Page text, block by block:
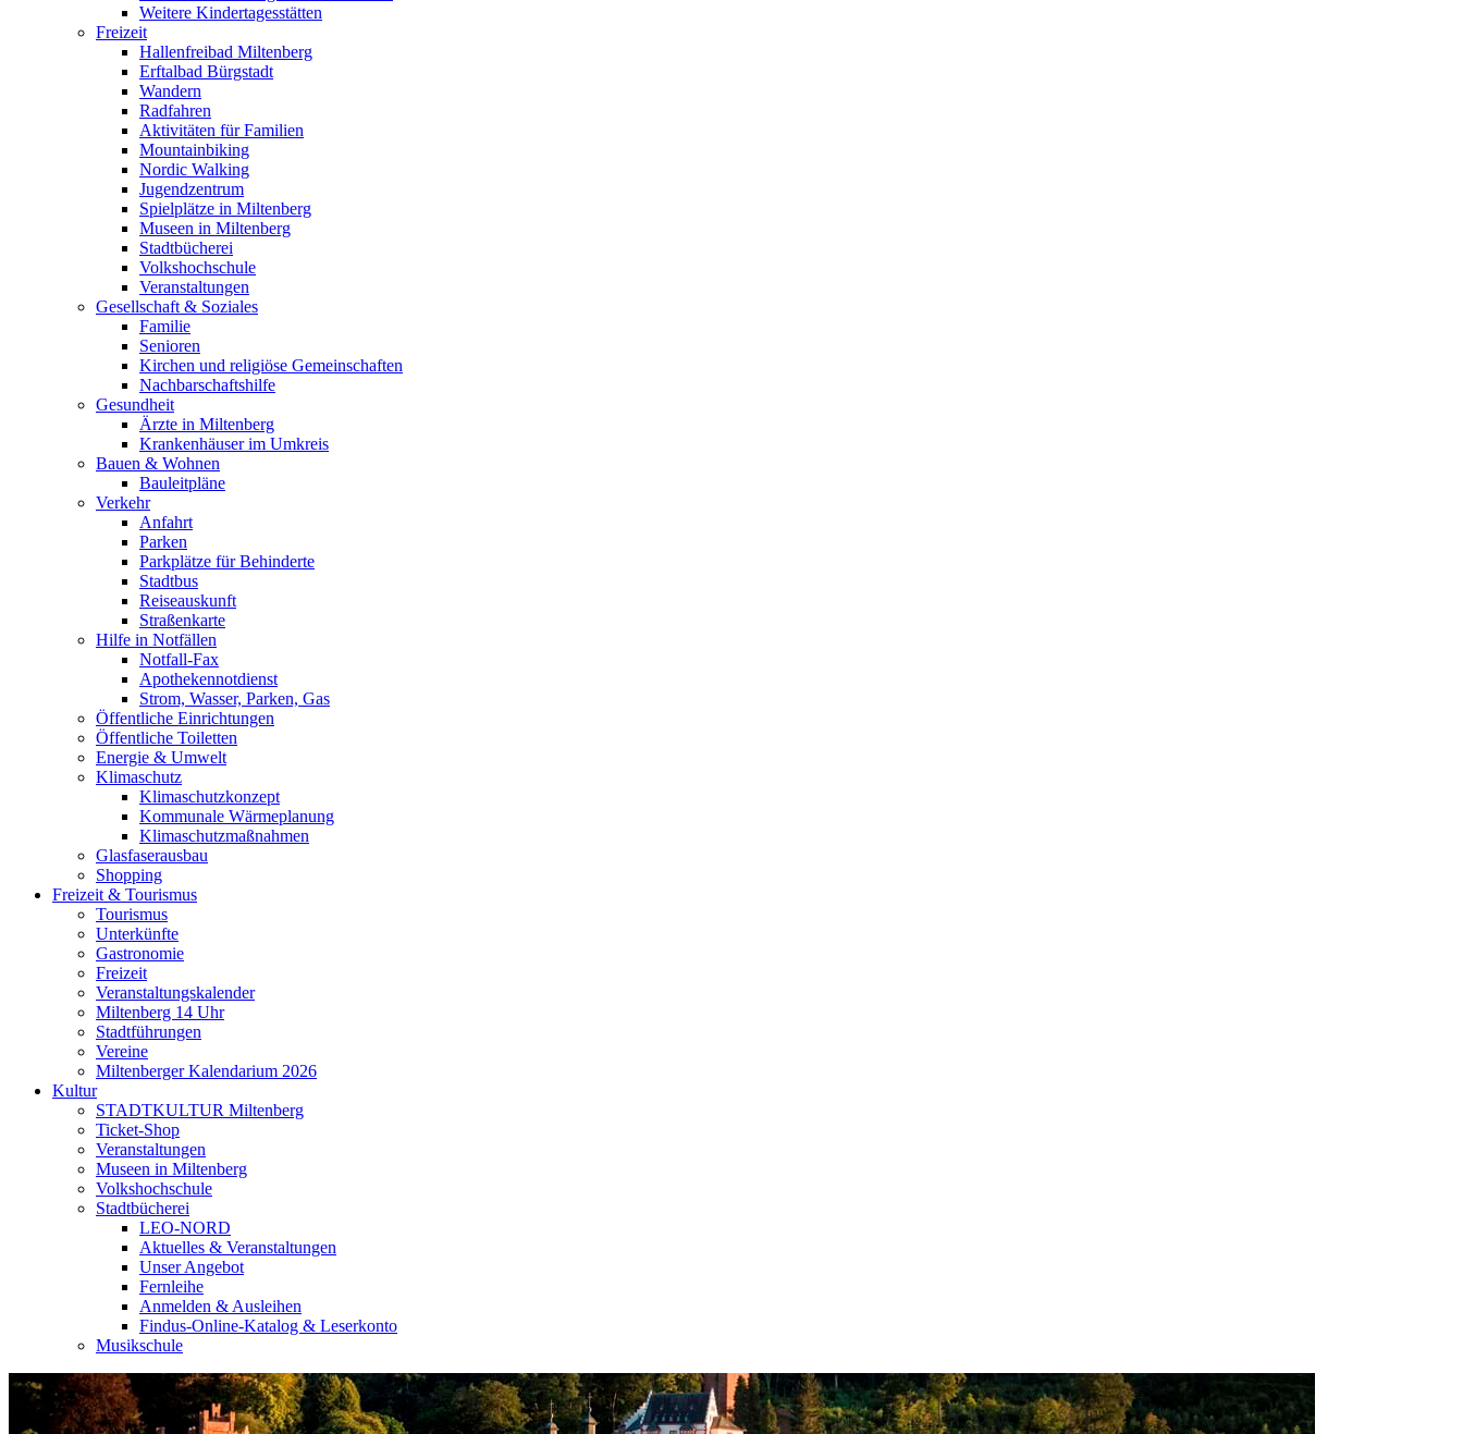
Weitere Kindertagesstätten
Freizeit
Hallenfreibad Miltenberg
Erftalbad Bürgstadt
Wandern
Radfahren
Aktivitäten für Familien
Mountainbiking
Nordic Walking
Jugendzentrum
Spielplätze in Miltenberg
Museen in Miltenberg
Stadtbücherei
Volkshochschule
Veranstaltungen
Gesellschaft & Soziales
Familie
Senioren
Kirchen und religiöse Gemeinschaften
Nachbarschaftshilfe
Gesundheit
Ärzte in Miltenberg
Krankenhäuser im Umkreis
Bauen & Wohnen
Bauleitpläne
Verkehr
Anfahrt
Parken
Parkplätze für Behinderte
Stadtbus
Reiseauskunft
Straßenkarte
Hilfe in Notfällen
Notfall-Fax
Apothekennotdienst
Strom, Wasser, Parken, Gas
Öffentliche Einrichtungen
Öffentliche Toiletten
Energie & Umwelt
Klimaschutz
Klimaschutzkonzept
Kommunale Wärmeplanung
Klimaschutzmaßnahmen
Glasfaserausbau
Shopping
Freizeit & Tourismus
Tourismus
Unterkünfte
Gastronomie
Freizeit
Veranstaltungskalender
Miltenberg 14 Uhr
Stadtführungen
Vereine
Miltenberger Kalendarium 2026
Kultur
STADTKULTUR Miltenberg
Ticket-Shop
Veranstaltungen
Museen in Miltenberg
Volkshochschule
Stadtbücherei
LEO-NORD
Aktuelles & Veranstaltungen
Unser Angebot
Fernleihe
Anmelden & Ausleihen
Findus-Online-Katalog & Leserkonto
Musikschule